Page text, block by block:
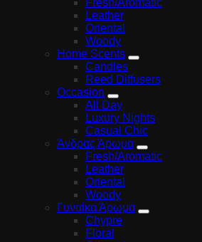
Leather
Oriental
Woody
Home Scents
Candles
Reed Diffusers
Occasion
All Day
Luxury Nights
Casual Chic
Άνδρας Άρωμα
Fresh/Aromatic
Leather
Oriental
Woody
Γυναίκα Άρωμα
Chypre
Floral